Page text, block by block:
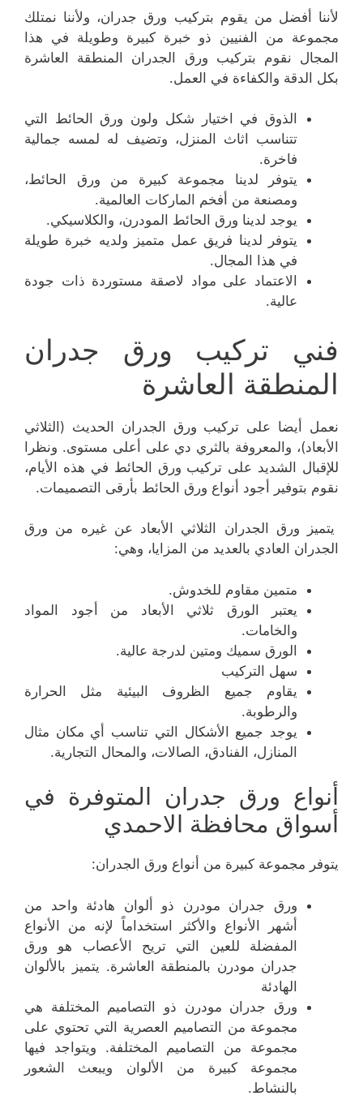
لأننا أفضل من يقوم بتركيب ورق جدران، ولأننا نمتلك
مجموعة من الفنيين ذو خبرة كبيرة وطويلة في هذا
المجال نقوم بتركيب ورق الجدران المنطقة العاشرة
بكل الدقة والكفاءة في العمل.
الذوق في اختيار شكل ولون ورق الحائط التي
تتناسب اثاث المنزل، وتضيف له لمسه جمالية
فاخرة.
يتوفر لدينا مجموعة كبيرة من ورق الحائط،
ومصنعة من أفخم الماركات العالمية.
يوجد لدينا ورق الحائط المودرن، والكلاسيكي.
يتوفر لدينا فريق عمل متميز ولديه خبرة طويلة
في هذا المجال.
الاعتماد على مواد لاصقة مستوردة ذات جودة
عالية.
فني تركيب ورق جدران
المنطقة العاشرة
نعمل أيضا على تركيب ورق الجدران الحديث (الثلاثي
الأبعاد)، والمعروفة بالثري دي على أعلى مستوى. ونظرا
للإقبال الشديد على تركيب ورق الحائط في هذه الأيام،
نقوم بتوفير أجود أنواع ورق الحائط بأرقى التصميمات.
يتميز ورق الجدران الثلاثي الأبعاد عن غيره من ورق
الجدران العادي بالعديد من المزايا، وهي:
متمين مقاوم للخدوش.
يعتبر الورق ثلاثي الأبعاد من أجود المواد
والخامات.
الورق سميك ومتين لدرجة عالية.
سهل التركيب
يقاوم جميع الظروف البيئية مثل الحرارة
والرطوبة.
يوجد جميع الأشكال التي تناسب أي مكان مثال
المنازل، الفنادق، الصالات، والمحال التجارية.
أنواع ورق جدران المتوفرة في
أسواق محافظة الاحمدي
يتوفر مجموعة كبيرة من أنواع ورق الجدران:
ورق جدران مودرن ذو ألوان هادئة واحد من
أشهر الأنواع والأكثر استخداماً لإنه من الأنواع
المفضلة للعين التي تريح الأعصاب هو ورق
جدران مودرن بالمنطقة العاشرة. يتميز بالألوان
الهادئة
ورق جدران مودرن ذو التصاميم المختلفة هي
مجموعة من التصاميم العصرية التي تحتوي على
مجموعة من التصاميم المختلفة. ويتواجد فيها
مجموعة كبيرة من الألوان ويبعث الشعور
بالنشاط.